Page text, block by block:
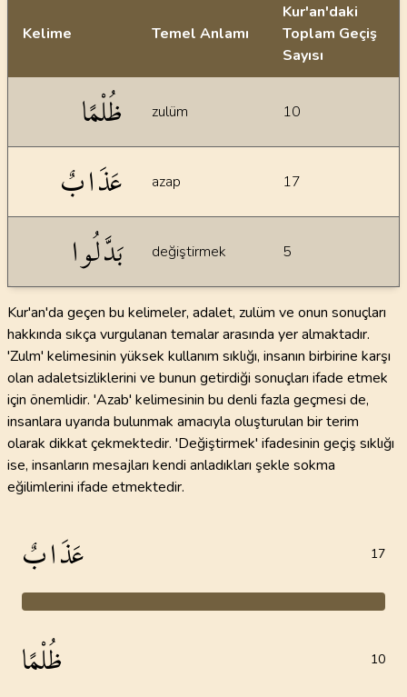
Kelime Temel Anlamı
Kur'an'daki
Toplam Geçiş
Sayısı
ظُلْمًا zulüm 10
عَذَابٌ azap 17
بَدَّلُوا değiştirmek 5
Kur'an'da geçen bu kelimeler, adalet, zulüm ve onun sonuçları
hakkında sıkça vurgulanan temalar arasında yer almaktadır.
'Zulm' kelimesinin yüksek kullanım sıklığı, insanın birbirine karşı
olan adaletsizliklerini ve bunun getirdiği sonuçları ifade etmek
için önemlidir. 'Azab' kelimesinin bu denli fazla geçmesi de,
insanlara uyarıda bulunmak amacıyla oluşturulan bir terim
olarak dikkat çekmektedir. 'Değiştirmek' ifadesinin geçiş sıklığı
ise, insanların mesajları kendi anladıkları şekle sokma
eğilimlerini ifade etmektedir.
عَذَابٌ 17
ظُلْمًا 10